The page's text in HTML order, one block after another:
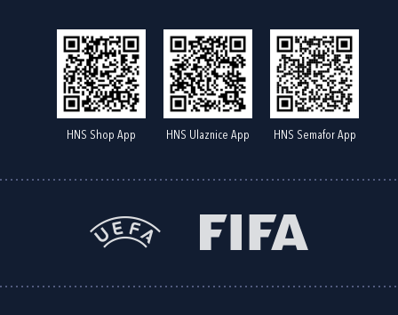
HNS Shop App HNS Ulaznice App HNS Semafor App